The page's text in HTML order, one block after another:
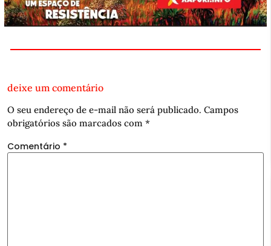
deixe um comentário
O seu endereço de e-mail não será publicado. Campos
obrigatórios são marcados com *
Comentário *